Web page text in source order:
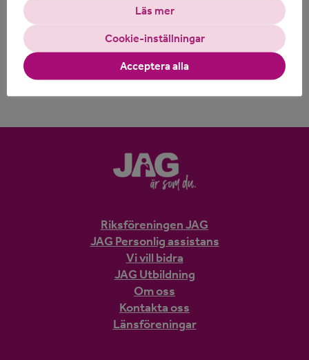
– Det är roligt att JAG syns som den stora
verksamhet vi är. Brukarstyrd personlig assistans är
en kraft att räkna med! Det är också bra att Dagens
Samhälle synliggör att många kvinnor har ledande
positioner i samhällsbärande verksamheter, säger
Riksföreningen JAG
JAG Personlig assistans
Vi vill bidra
JAG Utbildning
Om oss
Kontakta oss
Länsföreningar
Läs mer
Cookie-inställningar
Acceptera alla